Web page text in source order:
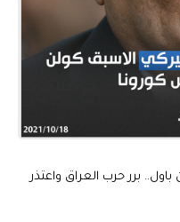
باول.. برر حرب العراق واعتذر